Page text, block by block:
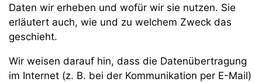
Daten wir erheben und wofür wir sie nutzen. Sie
erläutert auch, wie und zu welchem Zweck das
geschieht.
Wir weisen darauf hin, dass die Datenübertragung
im Internet (z. B. bei der Kommunikation per E-Mail)